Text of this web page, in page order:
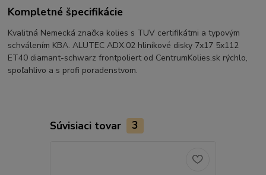
Kompletné špecifikácie
Kvalitná Nemecká značka kolies s TUV certifikátmi a typovým
schválením KBA. ALUTEC ADX.02 hliníkové disky 7x17 5x112
ET40 diamant-schwarz frontpoliert od CentrumKolies.sk rýchlo,
spoľahlivo a s profi poradenstvom.
Súvisiaci tovar 3